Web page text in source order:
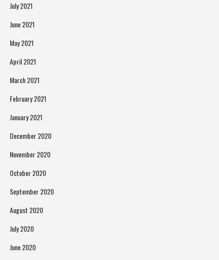
July 2021
June 2021
May 2021
April 2021
March 2021
February 2021
January 2021
December 2020
November 2020
October 2020
September 2020
August 2020
July 2020
June 2020